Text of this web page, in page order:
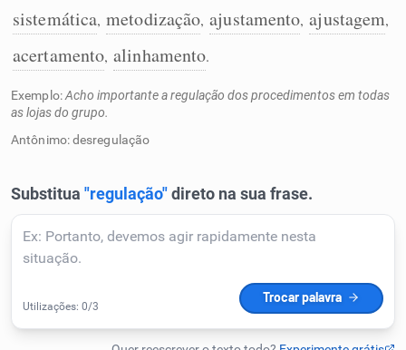
Cata-letras
Conexões
Caça-palavras
sistemática, metodização, ajustamento, ajustagem,
acertamento, alinhamento.
Exemplo:Acho importante a regulação dos procedimentos em todas
as lojas do grupo.
Antônimo: desregulação